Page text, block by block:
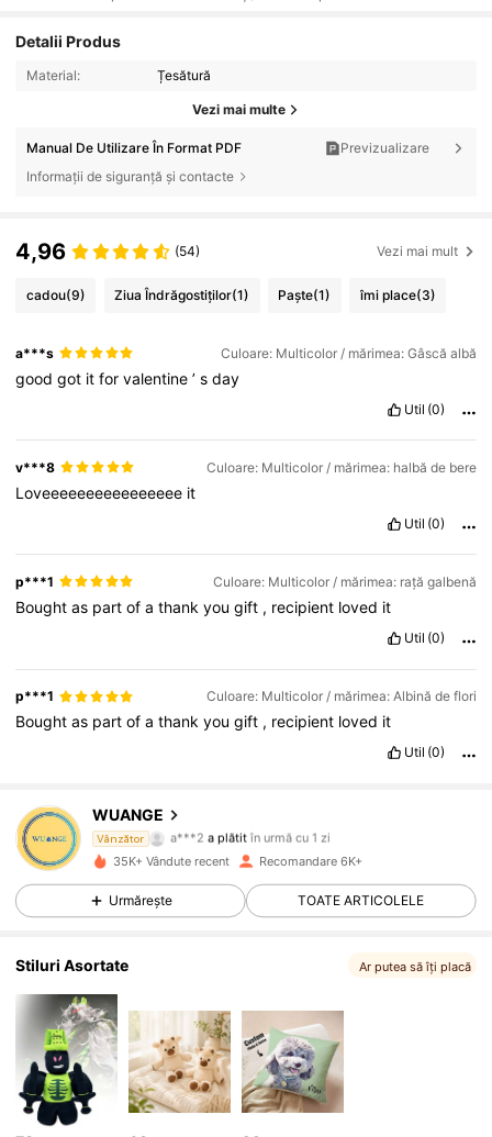
Detalii Produs
Material: Țesătură
Vezi mai multe
Manual De Utilizare În Format PDF
Previzualizare
Informații de siguranță și contacte
4,96 (54) Vezi mai mult
cadou(9) Ziua Îndrăgostiților(1) Paște(1) îmi place(3)
a***s Culoare: Multicolor / mărimea: Gâscă albă
goodgot itforvalentine’sday
Util (0)
v***8 Culoare: Multicolor / mărimea: halbă de bere
Loveeeeeeeeeeeeeeee it
Util (0)
p***1 Culoare: Multicolor / mărimea: rață galbenă
Boughtas partofathankyougift , recipient loved it
Util (0)
p***1 Culoare: Multicolor / mărimea: Albină de flori
Boughtas partofathankyougift , recipient loved it
Util (0)
WUANGE
Vânzător
4,93
a***2 a plătit în urmă cu 1 zi
1.1K Urmăritori
4,93 1.1K Urmăritori
4,93 1.1K Urmăritori
35K+ Vândute recent Recomandare 6K+
Urmărește TOATE ARTICOLELE
Stiluri Asortate Ar putea să îți placă